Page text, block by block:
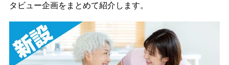
タビュー企画をまとめて紹介します。